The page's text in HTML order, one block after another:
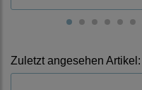
Zuletzt angesehen Artikel: